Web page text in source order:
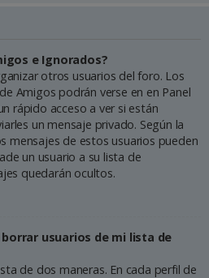
e Ignorados?
otros usuarios del foro. Los
Amigos podrán verse en en Panel
rápido acceso a ver si están
un mensaje privado. Según la
mensajes de estos usuarios pueden
un usuario a su lista de
quedarán ocultos.
usuarios de mi lista de
de dos maneras. En cada perfil de